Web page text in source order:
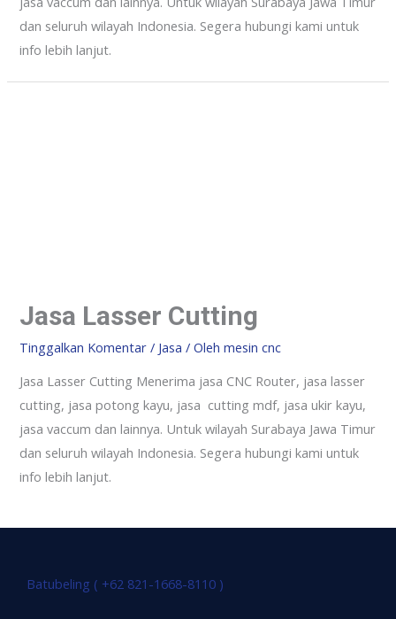
dan seluruh wilayah Indonesia. Segera hubungi kami untuk
info lebih lanjut.
Jasa Lasser Cutting
Tinggalkan Komentar / Jasa / Olehmesin cnc
Jasa Lasser Cutting Menerima jasa CNC Router, jasa lasser
cutting, jasa potong kayu, jasa cutting mdf, jasa ukir kayu,
jasa vaccum dan lainnya. Untuk wilayah Surabaya Jawa Timur
dan seluruh wilayah Indonesia. Segera hubungi kami untuk
info lebih lanjut.
Batubeling ( +62 821-1668-8110 )